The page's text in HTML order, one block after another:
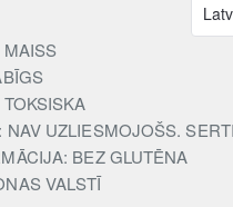
UZLIESMOJOŠS.
BEZ GLUTĒNA
VALSTĪ